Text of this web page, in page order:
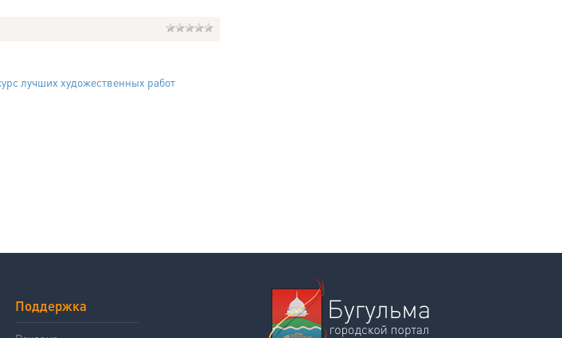
лучших художественных работ
Поддержка